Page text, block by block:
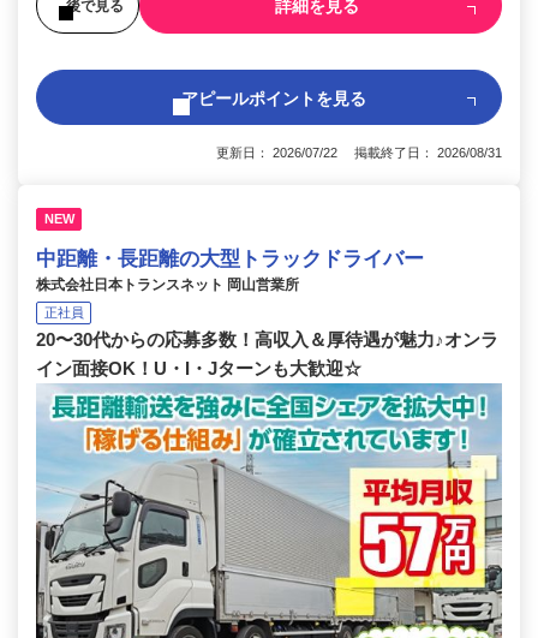
後で見る 詳細を見る
アピールポイントを見る
更新日： 2026/07/22 掲載終了日： 2026/08/31
NEW
中距離・長距離の大型トラックドライバー
株式会社日本トランスネット 岡山営業所
正社員
20〜30代からの応募多数！高収入＆厚待遇が魅力♪オンラ
イン面接OK！U・I・Jターンも大歓迎☆